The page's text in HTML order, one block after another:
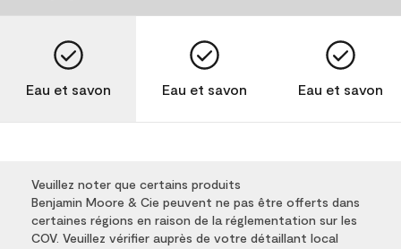
Eau et savon Eau et savon Eau et savon
Veuillez noter que certains produits
Benjamin Moore & Cie peuvent ne pas être offerts dans
certaines régions en raison de la réglementation sur les
COV. Veuillez vérifier auprès de votre détaillant local